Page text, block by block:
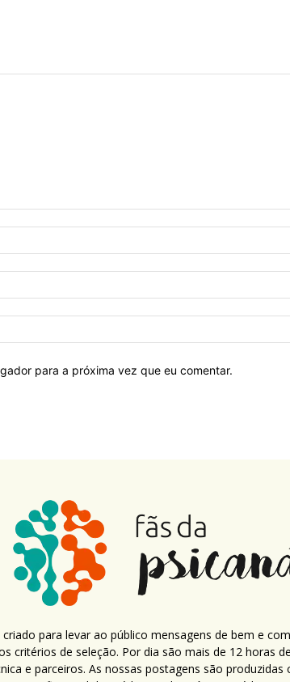
para a próxima vez que eu comentar.
para levar ao público mensagens de bem e
critérios de seleção. Por dia são mais de 12 horas
e parceiros. As nossas postagens são